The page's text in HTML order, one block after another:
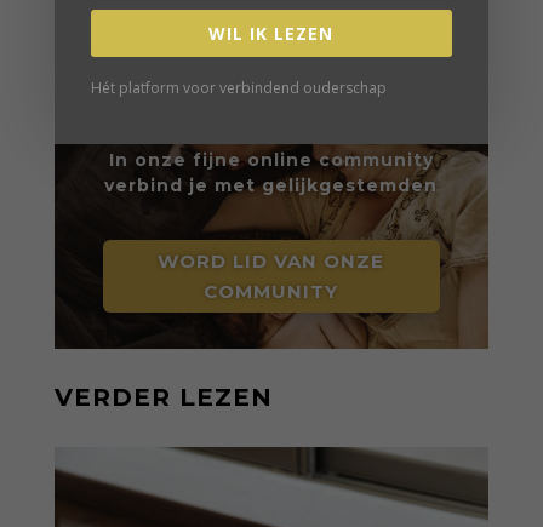
Mama'en | Nina Pierson
In onze fijne online community
verbind je met gelijkgestemden
WORD LID VAN ONZE
COMMUNITY
VERDER LEZEN
WIL IK LEZEN
Hét platform voor verbindend ouderschap